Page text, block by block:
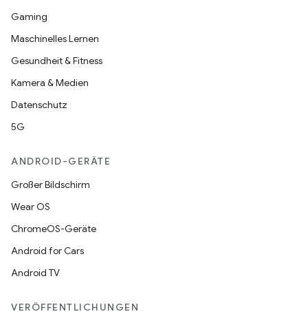
Gaming
Maschinelles Lernen
Gesundheit & Fitness
Kamera & Medien
Datenschutz
5G
ANDROID-GERÄTE
Großer Bildschirm
Wear OS
ChromeOS-Geräte
Android for Cars
Android TV
VERÖFFENTLICHUNGEN